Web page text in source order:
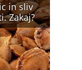
in sliv
Zakaj?